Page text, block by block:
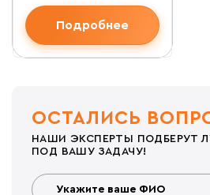
Подробнее
ОСТАЛИСЬ
НАШИ ЭКСПЕРТЫ ПОДБЕРУТ
ПОД ВАШУ ЗАДАЧУ!